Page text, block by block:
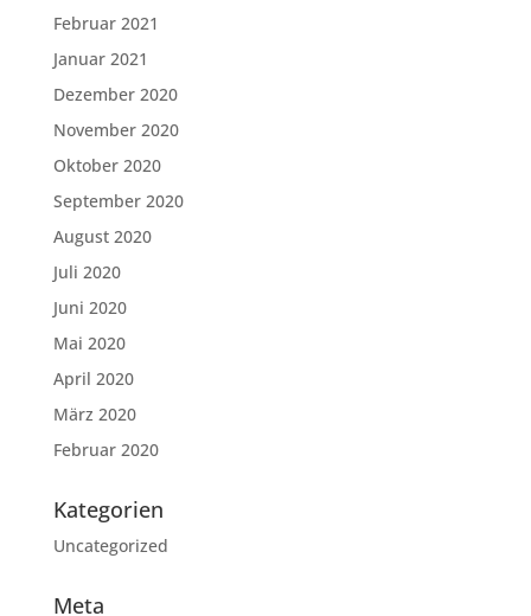
Februar 2021
Januar 2021
Dezember 2020
November 2020
Oktober 2020
September 2020
August 2020
Juli 2020
Juni 2020
Mai 2020
April 2020
März 2020
Februar 2020
Kategorien
Uncategorized
Meta